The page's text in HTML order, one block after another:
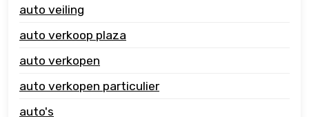
auto veiling
auto verkoop plaza
auto verkopen
auto verkopen particulier
auto's